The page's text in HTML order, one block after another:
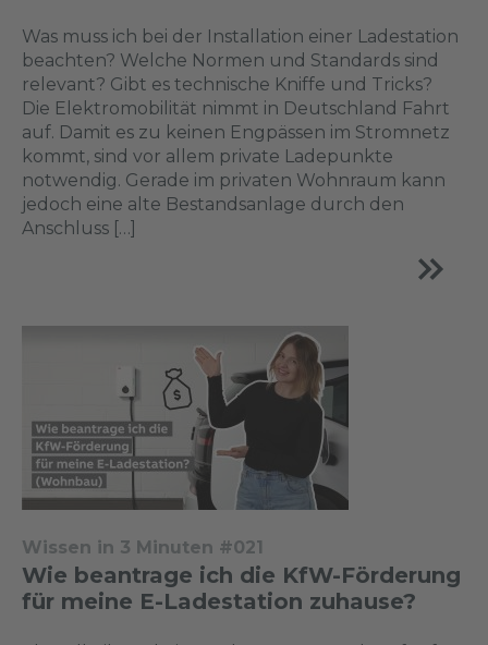
Was muss ich bei der Installation einer Ladestation
beachten? Welche Normen und Standards sind
relevant? Gibt es technische Kniffe und Tricks?
Die Elektromobilität nimmt in Deutschland Fahrt
auf. Damit es zu keinen Engpässen im Stromnetz
kommt, sind vor allem private Ladepunkte
notwendig. Gerade im privaten Wohnraum kann
jedoch eine alte Bestandsanlage durch den
Anschluss […]
Wissen in 3 Minuten #021
Wie beantrage ich die KfW-Förderung
für meine E-Ladestation zuhause?